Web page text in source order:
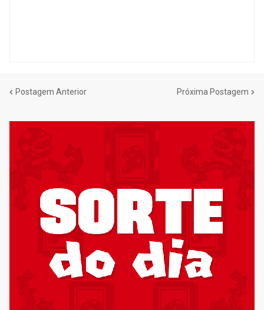
Postagem Anterior Próxima Postagem